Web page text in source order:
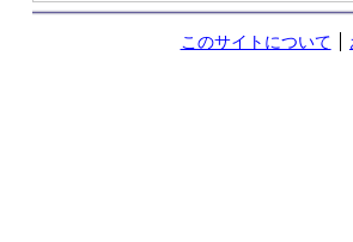
このサイトについて